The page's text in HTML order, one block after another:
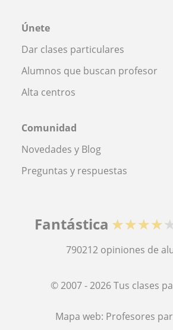
Únete
Dar clases particulares
Alumnos que buscan profesor
Alta centros
Comunidad
Novedades y Blog
Preguntas y respuestas
Fantástica
790212 opiniones de
© 2007 - 2026 Tus clases
Mapa web: Profesores